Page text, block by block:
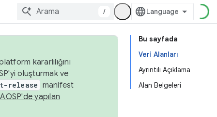
/
Bu sayfada
Veri Alanları
Ayrıntılı Açıklama
Alan Belgeleri
kararlılığını
oluşturmak ve
release manifest
AOSP'de yapılan